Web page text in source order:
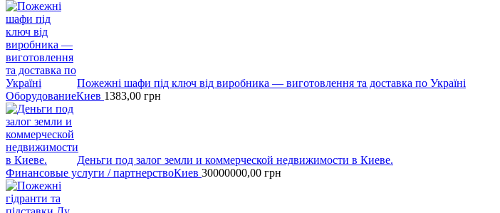
Пожежні шафи пiд ключ вiд виробника — виготовлення та доставка по Україні
ОборудованиеКиев 1383,00 грн
Деньги под залог земли и коммерческой недвижимости в Киеве.
Финансовые услуги / партнерствоКиев 30000000,00 грн